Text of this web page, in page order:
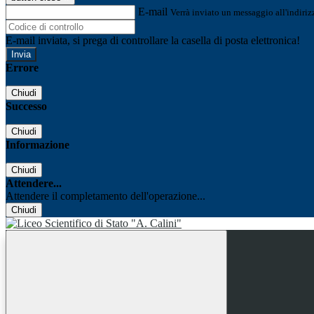
E-mail Verrà inviato un messaggio
E-mail inviata, si prega di controllare la casella di posta elettronica!
Errore
Chiudi
Successo
Chiudi
Informazione
Chiudi
Attendere...
Attendere il completamento dell'operazione...
Chiudi